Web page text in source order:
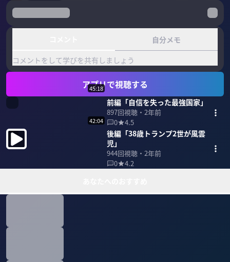
自分メモ
コメントをして学びを共有しましょう
アプリで視聴する
45:18
前編「自信を失った最強国家」
897回視聴・ 2年前
0
4.5
42:04
後編「38歳トランプ2世が風雲
児」
944回視聴・ 2年前
0
4.2